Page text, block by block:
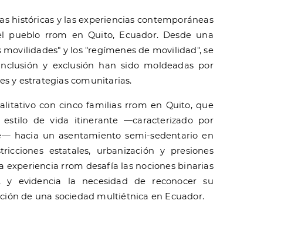
históricas y las experiencias contemporáneas
pueblo rrom en Quito, Ecuador. Desde una
y los "regímenes de movilidad", se
y exclusión han sido moldeadas por
y estrategias comunitarias.
con cinco familias rrom en Quito, que
de vida itinerante —caracterizado por
hacia un asentamiento semi-sedentario en
estatales, urbanización y presiones
experiencia rrom desafía las nociones binarias
y evidencia la necesidad de reconocer su
de una sociedad multiétnica en Ecuador.